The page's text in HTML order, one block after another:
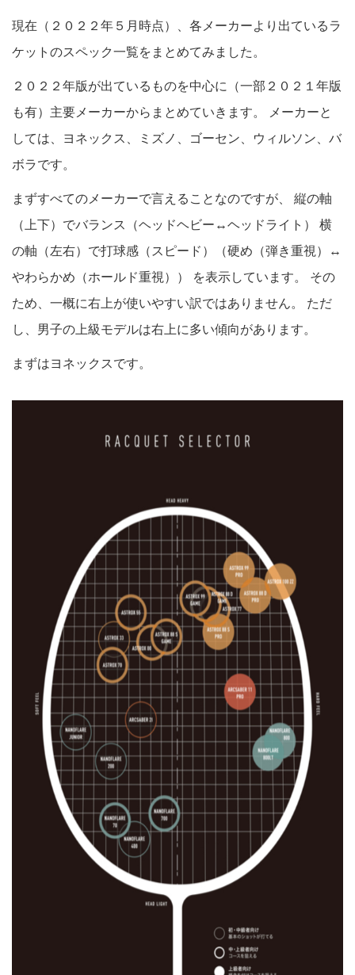
現在（２０２２年５月時点）、各メーカーより出ているラ
ケットのスペック一覧をまとめてみました。
２０２２年版が出ているものを中心に（一部２０２１年版
も有）主要メーカーからまとめていきます。 メーカーと
しては、ヨネックス、ミズノ、ゴーセン、ウィルソン、バ
ボラです。
まずすべてのメーカーで言えることなのですが、 縦の軸
（上下）でバランス（ヘッドヘビー↔ヘッドライト） 横
の軸（左右）で打球感（スピード）（硬め（弾き重視）↔
やわらかめ（ホールド重視）） を表示しています。 その
ため、一概に右上が使いやすい訳ではありません。 ただ
し、男子の上級モデルは右上に多い傾向があります。
まずはヨネックスです。